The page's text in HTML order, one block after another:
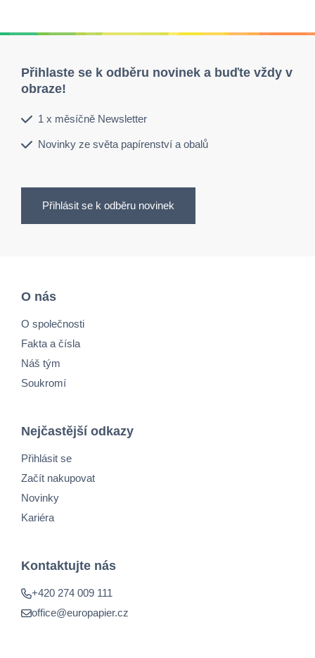
Přihlaste se k odběru novinek a buďte vždy v
obraze!
1 x měsíčně Newsletter
Novinky ze světa papírenství a obalů
Přihlásit se k odběru novinek
O nás
O společnosti
Fakta a čísla
Náš tým
Soukromí
Nejčastější odkazy
Přihlásit se
Začít nakupovat
Novinky
Kariéra
Kontaktujte nás
+420 274 009 111
office@europapier.cz